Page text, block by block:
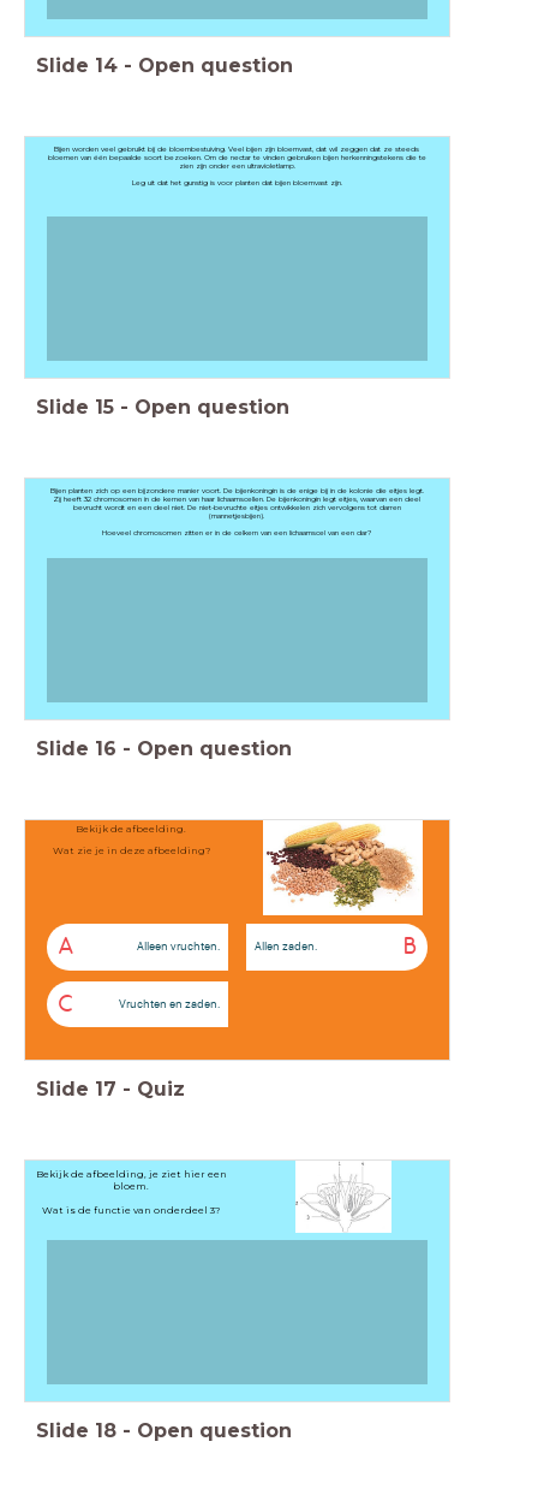
Slide 14 - Open question
Bijen worden veel gebruikt bij de bloembestuiving. Veel bijen zijn bloemvast, dat wil zeggen dat ze steeds
bloemen van één bepaalde soort bezoeken. Om de nectar te vinden gebruiken bijen herkenningstekens die te
zien zijn onder een ultravioletlamp.
Leg uit dat het gunstig is voor planten dat bijen bloemvast zijn.
Slide 15 - Open question
Bijen planten zich op een bijzondere manier voort. De bijenkoningin is de enige bij in de kolonie die eitjes legt.
Zij heeft 32 chromosomen in de kernen van haar lichaamscellen. De bijenkoningin legt eitjes, waarvan een deel
bevrucht wordt en een deel niet. De niet-bevruchte eitjes ontwikkelen zich vervolgens tot darren
(mannetjesbijen).
Hoeveel chromosomen zitten er in de celkern van een lichaamscel van een dar?
Slide 16 - Open question
Bekijk de afbeelding.
Wat zie je in deze afbeelding?
A Alleen vruchten. B
Allen zaden.
C Vruchten en zaden.
Slide 17 - Quiz
Bekijk de afbeelding, je ziet hier een
bloem.
Wat is de functie van onderdeel 3?
Slide 18 - Open question